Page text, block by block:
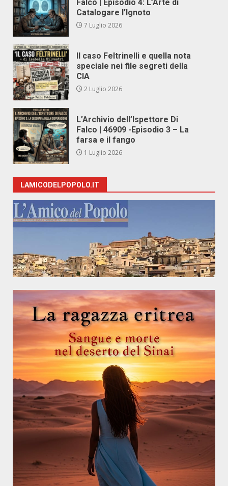
Falco | Episodio 4: L’Arte di
Catalogare l’Ignoto
7 Luglio 2026
Il caso Feltrinelli e quella nota
speciale nei file segreti della
CIA
2 Luglio 2026
L’Archivio dell’Ispettore Di
Falco | 46909 -Episodio 3 – La
farsa e il fango
1 Luglio 2026
LAMICODELPOPOLO.IT